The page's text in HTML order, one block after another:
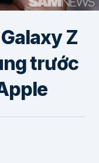
Z
trước